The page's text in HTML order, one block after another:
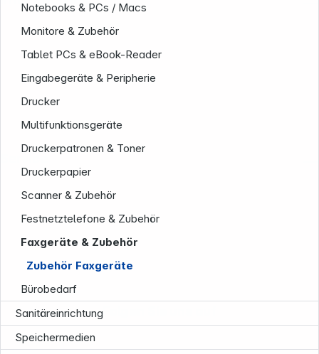
Notebooks & PCs / Macs
Monitore & Zubehör
Tablet PCs & eBook-Reader
Eingabegeräte & Peripherie
Drucker
Multifunktionsgeräte
Druckerpatronen & Toner
Druckerpapier
Scanner & Zubehör
Festnetztelefone & Zubehör
Faxgeräte & Zubehör
Zubehör Faxgeräte
Bürobedarf
Sanitäreinrichtung
Speichermedien
Folgen Sie uns auf